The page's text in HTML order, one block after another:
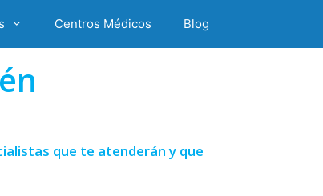
Centros Médicos Blog
que te atenderán y que